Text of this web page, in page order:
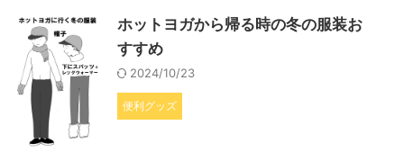
ホットヨガから帰る時の冬の服装お
すすめ
2024/10/23
便利グッズ